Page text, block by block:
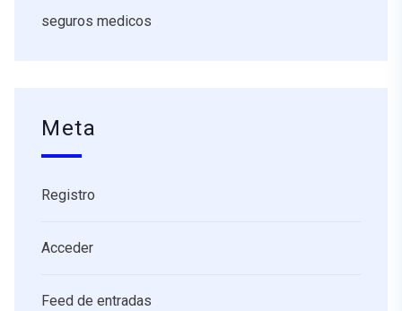
seguros medicos
Meta
Registro
Acceder
Feed de entradas